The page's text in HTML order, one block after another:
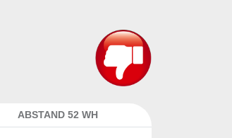
ABSTAND 52 WH